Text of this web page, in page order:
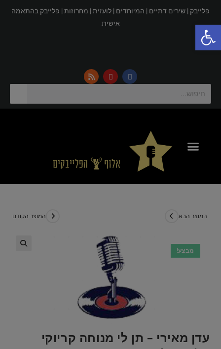
פתח סרגל נגישות
פלייבק | שירים דתיים | המיוחדים | לועזית | מחרוזות | פלייבק בהתאמה
אישית
מבצע!
המוצר הקודם המוצר הבא
עדן מאירי – תן לי מנוחה קריוקי